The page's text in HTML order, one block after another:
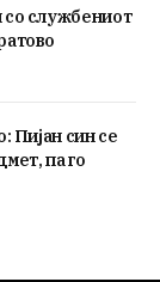
службениот
Пијан син се
па го